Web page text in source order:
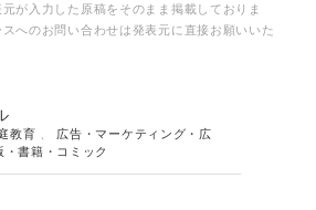
が入力した原稿をそのまま掲載しておりま
へのお問い合わせは発表元に直接お願いいた
教育
広告・マーケティング・広
・書籍・コミック